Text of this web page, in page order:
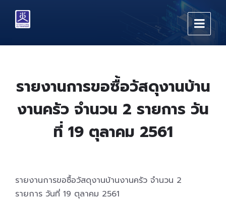
content
main
footer
รายงานการขอซื้อวัสดุงานบ้าน
งานครัว จำนวน 2 รายการ วัน
ที่ 19 ตุลาคม 2561
รายงานการขอซื้อวัสดุงานบ้านงานครัว จำนวน 2
รายการ วันที่ 19 ตุลาคม 2561